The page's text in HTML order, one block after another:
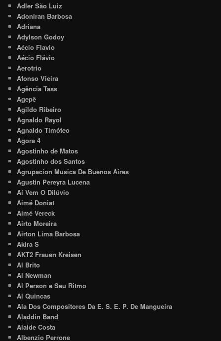
Adler São Luiz
Adoniran Barbosa
Adriana
Adylson Godoy
Aécio Flavio
Aécio Flávio
Aerotrio
Afonso Vieira
Agência Tass
Agepê
Agildo Ribeiro
Agnaldo Rayol
Agnaldo Timóteo
Agora 4
Agostinho de Matos
Agostinho dos Santos
Agrupacion Musica De Buenos Aires
Agustin Pereyra Lucena
Aí Vem O Dilúvio
Aimé Doniat
Aimé Vereck
Airto Moreira
Airton Lima Barbosa
Akira S
AKT2 Frauen Kreisen
Al Brito
Al Newman
Al Person e Seu Ritmo
Al Quincas
Ala Dos Compositores Da E. S. E. P. De Mangueira
Aladdin Band
Alaide Costa
Albenzio Perrone